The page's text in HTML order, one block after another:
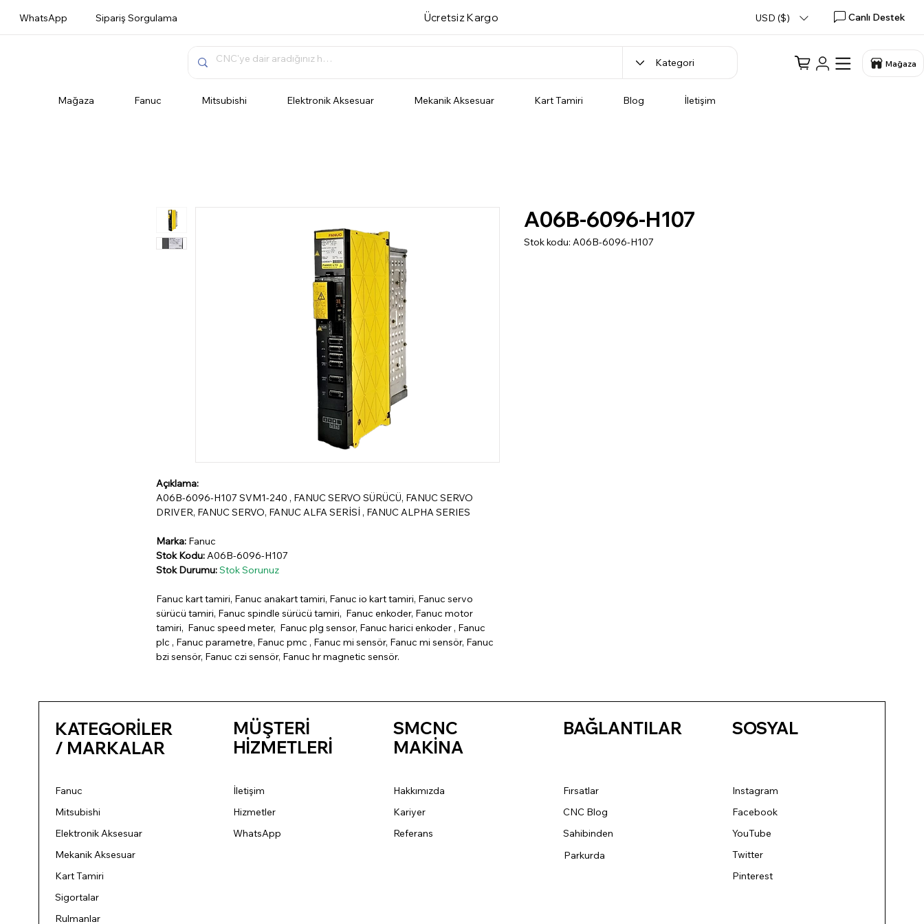
WhatsApp Sipariş Sorgulama Ücretsiz Kargo USD ($) Canlı Destek
Mağaza
Mağaza Fanuc Mitsubishi Elektronik Aksesuar Mekanik Aksesuar Kart Tamiri Blog İletişim
Açıklama:
A06B-6096-H107 SVM1-240 , FANUC SERVO SÜRÜCÜ, FANUC SERVO
DRIVER, FANUC SERVO, FANUC ALFA SERİSİ , FANUC ALPHA SERIES
Marka: Fanuc
Stok Kodu:A06B-6096-H107
Stok Durumu:Stok Sorunuz
Fanuc kart tamiri, Fanuc anakart tamiri, Fanuc io kart tamiri, Fanuc servo
sürücü tamiri, Fanuc spindle sürücü tamiri, Fanuc enkoder, Fanuc motor
tamiri, Fanuc speed meter, Fanuc plg sensor, Fanuc harici enkoder , Fanuc
plc , Fanuc parametre, Fanuc pmc , Fanuc mi sensör, Fanuc mi sensör, Fanuc
bzi sensör, Fanuc czi sensör, Fanuc hr magnetic sensör.
A06B-6096-H107
Stok kodu: A06B-6096-H107
KATEGORİLER
/ MARKALAR
Fanuc
Mitsubishi
Elektronik Aksesuar
Mekanik Aksesuar
Kart Tamiri
Sigortalar
Rulmanlar
MÜŞTERİ
HİZMETLERİ
İletişim
Hizmetler
WhatsApp
SMCNC
MAKİNA
Hakkımızda
Kariyer
Referans
BAĞLANTILAR
Fırsatlar
CNC Blog
Sahibinden
Parkurda
SOSYAL
Instagram
Facebook
YouTube
Twitter
Pinterest